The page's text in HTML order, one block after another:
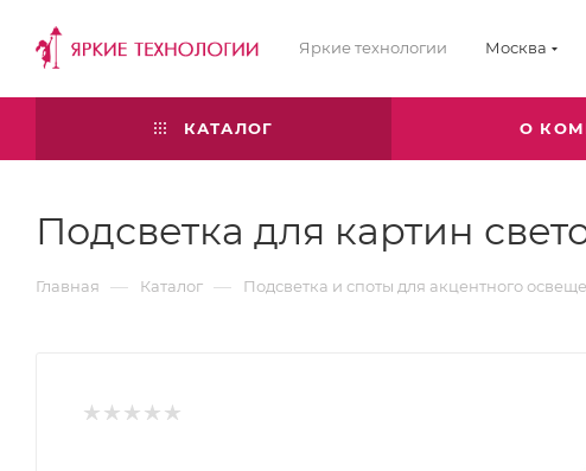
Яркие технологии Москва
КАТАЛОГ О
Подсветка для картин
Главная — Каталог — Подсветка и споты для акцентного